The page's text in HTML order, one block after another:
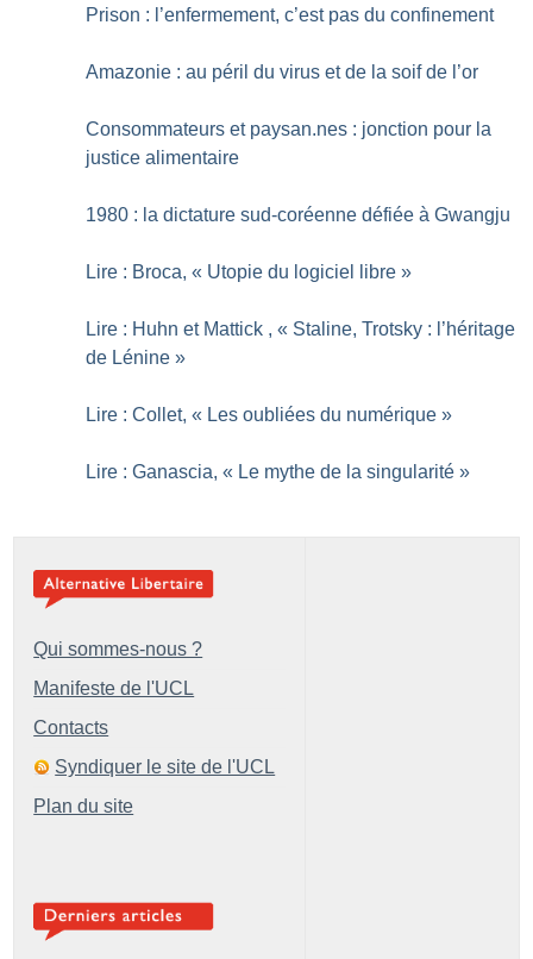
Prison : l’enfermement, c’est pas du confinement
Amazonie : au péril du virus et de la soif de l’or
Consommateurs et paysan.nes : jonction pour la
justice alimentaire
1980 : la dictature sud-coréenne défiée à Gwangju
Lire : Broca, « Utopie du logiciel libre »
Lire : Huhn et Mattick , « Staline, Trotsky : l’héritage
de Lénine »
Lire : Collet, « Les oubliées du numérique »
Lire : Ganascia, « Le mythe de la singularité »
Qui sommes-nous ?
Manifeste de l'UCL
Contacts
Syndiquer le site de l'UCL
Plan du site